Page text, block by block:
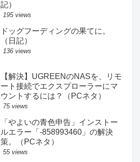
記）
195 views
ドッグフーディングの果てに。
（日記）
136 views
【解決】UGREENのNASを、リモ
ート接続でエクスプローラーにマ
ウントするには？（PCネタ）
75 views
「やよいの青色申告」インストー
ルエラー「-858993460」の解決
策。（PCネタ）
55 views